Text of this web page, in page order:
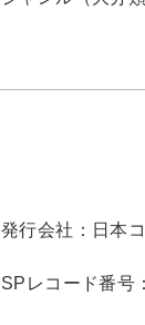
発行会社： 日本
SPレコード番号：